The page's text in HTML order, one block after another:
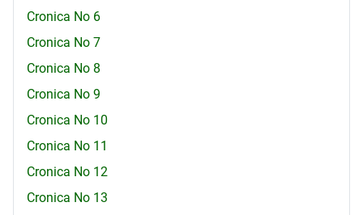
Cronica No 6
Cronica No 7
Cronica No 8
Cronica No 9
Cronica No 10
Cronica No 11
Cronica No 12
Cronica No 13